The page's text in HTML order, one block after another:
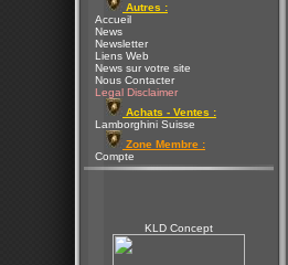
Autres :
Accueil
News
Newsletter
Liens Web
News sur votre site
Nous Contacter
Legal Disclaimer
Achats - Ventes :
Lamborghini Suisse
Zone Membre :
Compte
KLD Concept